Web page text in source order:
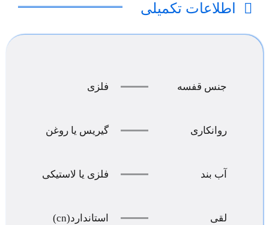
اطلاعات تکمیلی
جنس قفسه فلزی
روانکاری گیریس یا روغن
آب بند فلزی یا لاستیکی
لقی استاندارد(cn)